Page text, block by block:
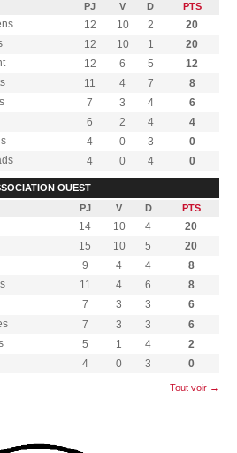
PJ V D PTS
12 10 2
20
12 10 1
20
12 6 5
12
11 4 7
8
7 3 4
6
6 2 4
4
4 0 3
0
4 0 4 0
OUEST
PJ V D PTS
14 10 4
20
15 10 5
20
9 4 4
8
11 4 6
8
7 3 3
6
7 3 3
6
5 1 4
2
4 0 3 0
Tout voir →